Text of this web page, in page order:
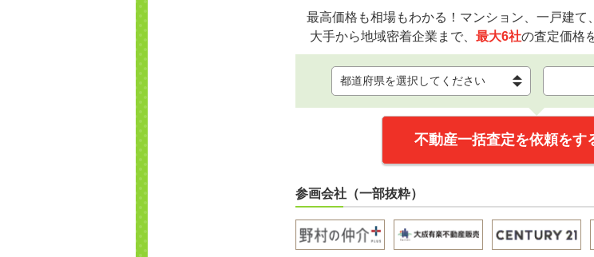
最高価格も相場もわかる！マンション、一戸建て
大手から地域密着企業まで、 最大6社の査定価格
不動産一括査定を依頼をす
参画会社（一部抜粋）